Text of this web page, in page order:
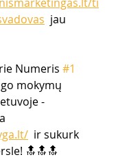
  jau
Numeris #1
mokymų
-
  ir sukurk
🔝🔝🔝